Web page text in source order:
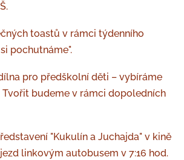
toastů v rámci týdenního
pochutnáme".
pro předškolní děti – vybíráme
budeme v rámci dopoledních
"Kukulín a Juchajda" v kině
linkovým autobusem v 7:16 hod.